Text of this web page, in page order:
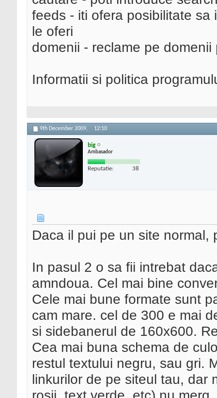
feeds - iti ofera posibilitate
le oferi
domenii - reclame pe domenii
Informatii si politica
9th December 2009, 12:10
big
Ambasador
Reputatie: 38
Daca il pui pe un site normal,
In pasul 2 o sa fii intrebat
amndoua. Cel mai bine
Cele mai bune formate sunt
cam mare. cel de 300 e mai
si sidebanerul de 160x600.
Cea mai buna schema de
restul textului negru, sau gri.
linkurilor de pe siteul tau, dar